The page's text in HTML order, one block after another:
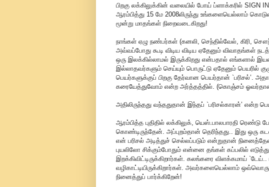
பிறகு லக்கிலுக்கின் வலையில் போய் ப்ளாக்கரில் SIGN
ஆரம்பித்து 15 மே 2008லிருந்து உங்களையெல்லாம்
மூன்று மாதங்கள் நிறைவடைகிறது!
நாங்கள் ஏழு நண்பர்கள் (கனலி, செந்தில்வேல், கிரி,
அவ்வப்போது கூடி விடிய விடிய ஏதேனும் விவாதங்கள்
ஒரு இலக்கில்லாமல் இருக்கிறது என்பதால் எங்களால்
இல்லாதவர்களும் செய்யும் பொருட்டு ஏதேனும் பெயரில்
பெயர்களுக்குப் பிறகு தேர்வான பெயர்தான் `பரிசல்’.
கரையேத்துவோம் என்ற அர்த்தத்தில். (கொஞ்சம்
அதிலிருந்தது வந்ததுதான் இந்தப் `பரிசல்காரன்’ என்ற
ஆரம்பித்த புதிதில் லக்கிலுக், யெஸ்.பாலபாரதி
கொண்டிருந்தேன். அப்புறம்தான் தெரிந்தது.. இது ஒரு
என் பரிசல் அடித்துச் செல்லப்படும் என்றுதான்
புயலிலோ சிக்கும்போதும் என்னை தங்கள் கப்பலில்
இறக்கிவிட்டிருக்கிறார்கள். கலங்கரை விளக்கமாய் `டேய்..
வழிகாட்டியிருக்கிறார்கள். அவர்களையெல்லாம்
நினைத்துப் பார்க்கிறேன்!